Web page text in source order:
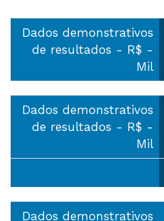
Dados demonstrativos
de resultados - R$ -
Mil
Dados demonstrativos
de resultados - R$ -
Mil
Dados demonstrativos